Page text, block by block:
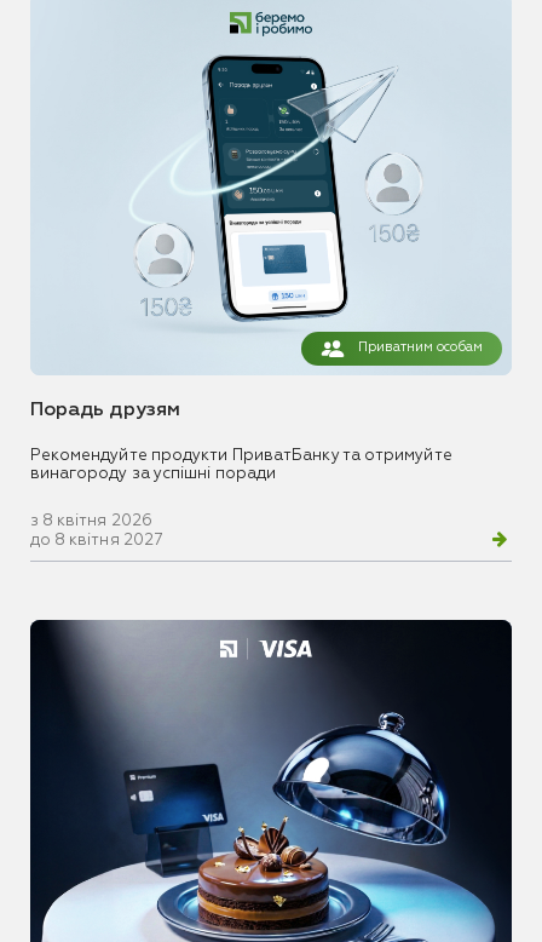
Приватним особам
Порадь друзям
Рекомендуйте продукти ПриватБанку та отримуйте
винагороду за успішні поради
з 8 квітня 2026
до 8 квітня 2027